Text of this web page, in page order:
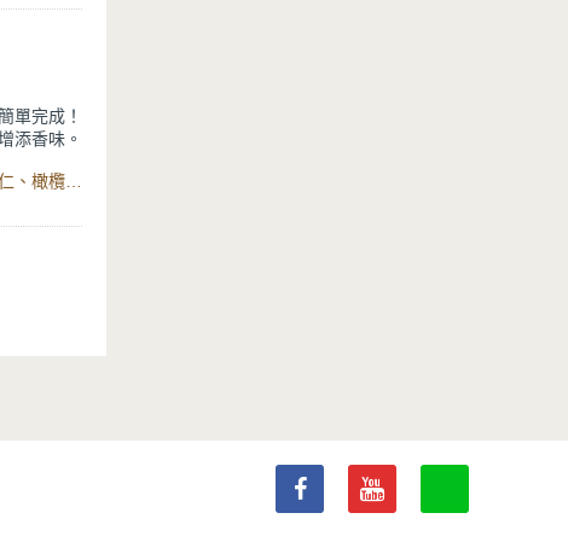
單完成！
添香味。
食材：去骨雞腿肉、蒜頭、洋蔥、馬鈴薯、牛番茄、青豆仁、橄欖油、義大利麵醬、水、義大利香料、鹽、黑胡椒